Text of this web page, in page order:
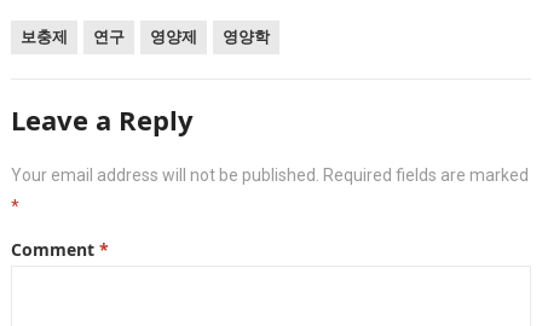
보충제 연구 영양제 영양학
Leave a Reply
Your email address will not be published.
Required fields are marked
*
Comment *